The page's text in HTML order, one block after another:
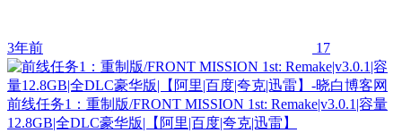
3年前 17
前线任务1：重制版/FRONT MISSION 1st: Remake|v3.0.1|容量
12.8GB|全DLC豪华版|【阿里|百度|夸克|迅雷】